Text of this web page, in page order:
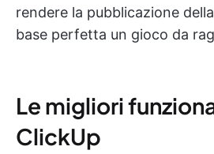
rendere la pubblicazione
base perfetta un gioco da
Le migliori
ClickUp